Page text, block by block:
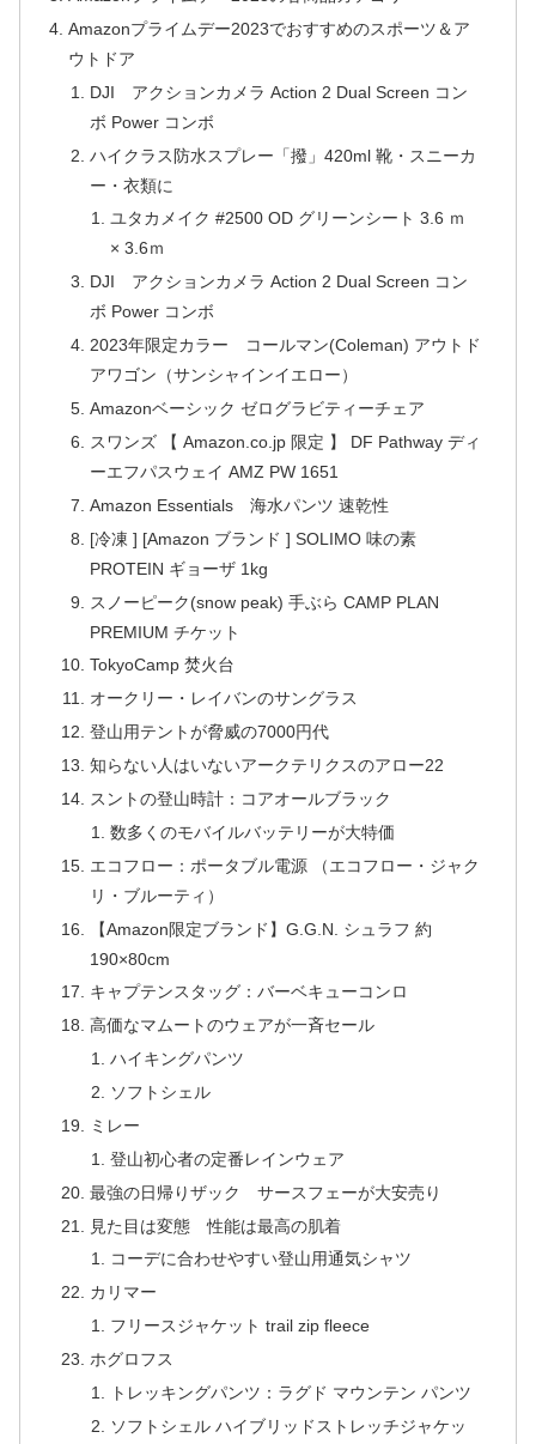
Amazonプライムデー2023でおすすめのスポーツ＆ア
ウトドア
DJI アクションカメラ Action 2 Dual Screen コン
ボ Power コンボ
ハイクラス防水スプレー「撥」420ml 靴・スニーカ
ー・衣類に
ユタカメイク #2500 OD グリーンシート 3.6 ｍ
× 3.6ｍ
DJI アクションカメラ Action 2 Dual Screen コン
ボ Power コンボ
2023年限定カラー コールマン(Coleman) アウトド
アワゴン（サンシャインイエロー）
Amazonベーシック ゼログラビティーチェア
スワンズ 【 Amazon.co.jp 限定 】 DF Pathway ディ
ーエフパスウェイ AMZ PW 1651
Amazon Essentials 海水パンツ 速乾性
[冷凍 ] [Amazon ブランド ] SOLIMO 味の素
PROTEIN ギョーザ 1kg
スノーピーク(snow peak) 手ぶら CAMP PLAN
PREMIUM チケット
TokyoCamp 焚火台
オークリー・レイバンのサングラス
登山用テントが脅威の7000円代
知らない人はいないアークテリクスのアロー22
スントの登山時計：コアオールブラック
数多くのモバイルバッテリーが大特価
エコフロー：ポータブル電源 （エコフロー・ジャク
リ・ブルーティ）
【Amazon限定ブランド】G.G.N. シュラフ 約
190×80cm
キャプテンスタッグ：バーベキューコンロ
高価なマムートのウェアが一斉セール
ハイキングパンツ
ソフトシェル
ミレー
登山初心者の定番レインウェア
最強の日帰りザック サースフェーが大安売り
見た目は変態 性能は最高の肌着
コーデに合わせやすい登山用通気シャツ
カリマー
フリースジャケット trail zip fleece
ホグロフス
トレッキングパンツ：ラグド マウンテン パンツ
ソフトシェル ハイブリッドストレッチジャケッ